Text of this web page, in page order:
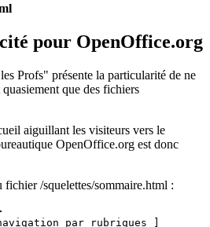
pour OpenOffice.org
Profs" présente la particularité de ne
que des fichiers
aiguillant les visiteurs vers le
OpenOffice.org est donc
/squelettes/sommaire.html :
navigation par rubriques ]